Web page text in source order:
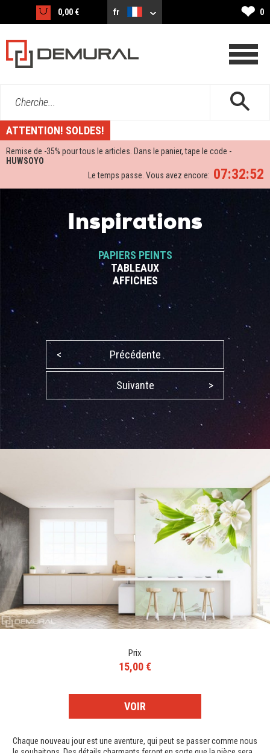
0,00 € fr ❤ 0
Cherche...
ATTENTION! SOLDES!
Remise de -35% pour tous le articles. Dans le panier, tape le code -
HUWSOYO
07:32:51
Le temps passe. Vous avez encore:
Inspirations
PAPIERS PEINTS
TABLEAUX
AFFICHES
< Précédente
Suivante >
Prix
15,00 €
VOIR
Chaque nouveau jour est une aventure, qui peut se passer comme nous